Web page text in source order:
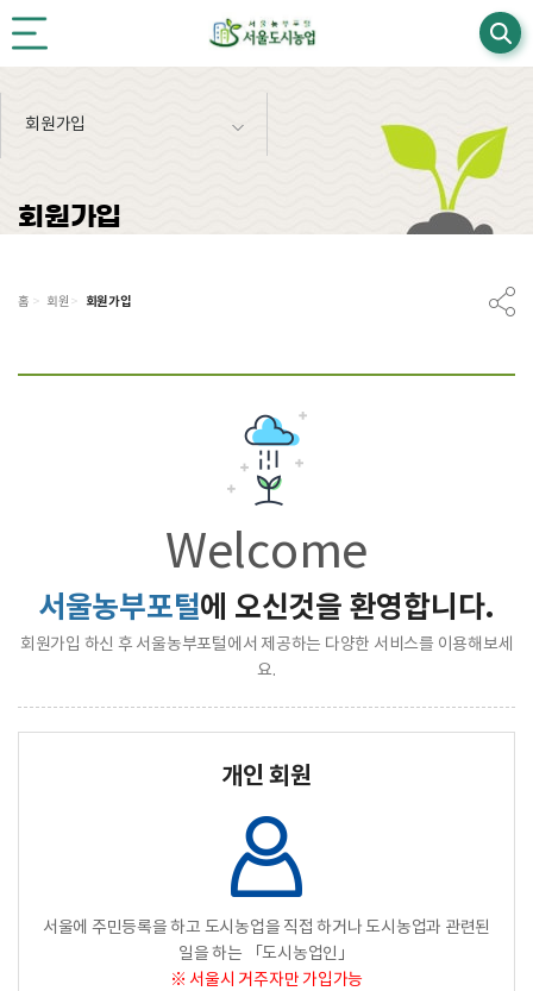
본문영역 바로가기
메인메뉴 바로가기
하단링크 바로가기
회원가입
회원가입
홈 > 회원 > 회원가입
Welcome
서울농부포털에 오신것을 환영합니다.
회원가입 하신 후 서울농부포털에서 제공하는 다양한 서비스를 이용해보세
요.
개인 회원
서울에 주민등록을 하고 도시농업을 직접 하거나 도시농업과 관련된
일을 하는 「도시농업인」
※ 서울시 거주자만 가입가능